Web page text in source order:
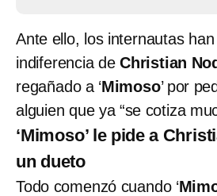
Ante ello, los internautas
indiferencia deChristian
regañado a ‘Mimoso’ por
alguien que ya “se cotiza
‘Mimoso’ le pide a
un dueto
Todo comenzó cuando ‘